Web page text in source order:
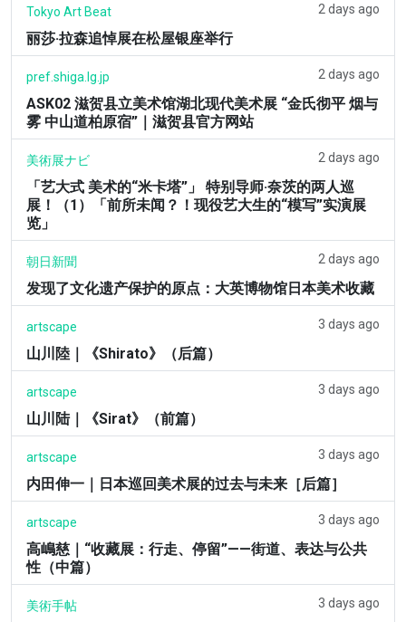
Tokyo Art Beat 2 days ago
丽莎·拉森追悼展在松屋银座举行
pref.shiga.lg.jp 2 days ago
ASK02 滋贺县立美术馆湖北现代美术展 “金氏彻平 烟与
雾 中山道柏原宿”｜滋贺县官方网站
美術展ナビ 2 days ago
「艺大式 美术的“米卡塔”」 特别导师·奈茨的两人巡
展！（1）「前所未闻？！现役艺大生的“模写”实演展
览」
朝日新聞 2 days ago
发现了文化遗产保护的原点：大英博物馆日本美术收藏
artscape 3 days ago
山川陸｜《Shirato》（后篇）
artscape 3 days ago
山川陆｜《Sirat》（前篇）
artscape 3 days ago
内田伸一｜日本巡回美术展的过去与未来［后篇］
artscape 3 days ago
高嶋慈｜“收藏展：行走、停留”——街道、表达与公共
性（中篇）
美術手帖 3 days ago